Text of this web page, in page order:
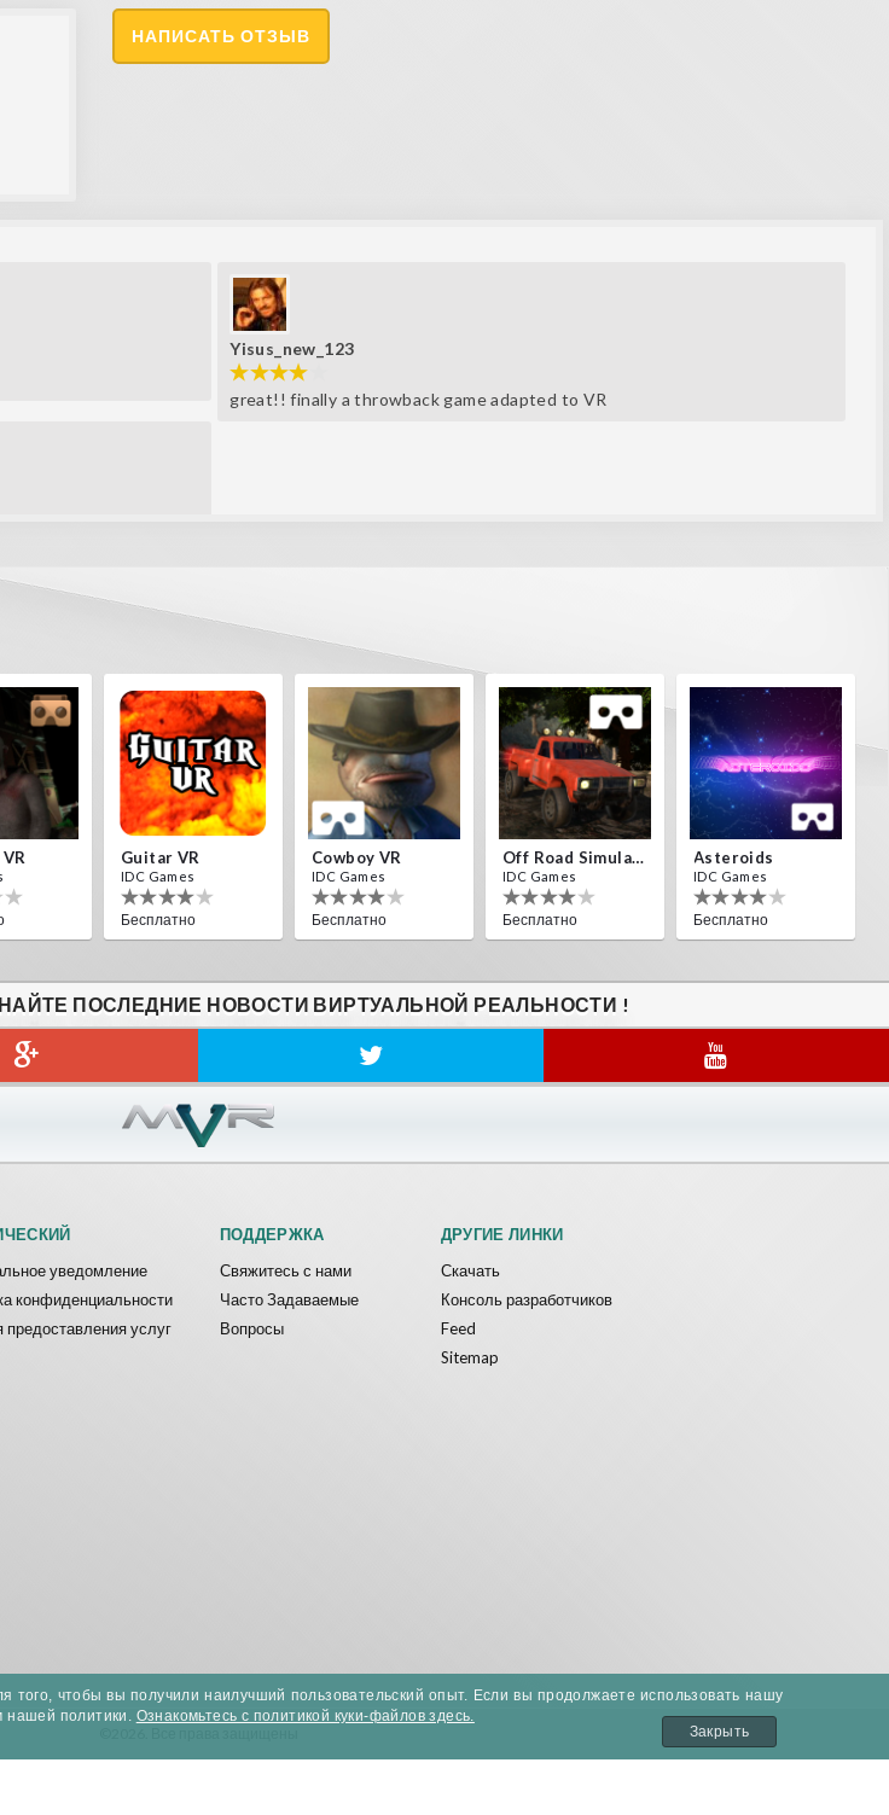
НАПИСАТЬ ОТЗЫВ
Yisus_new_123
great!! finally a throwback game adapted to VR
Guitar VR
IDC Games
Бесплатно
Cowboy VR
IDC Games
Бесплатно
Off Road Simulator VR
IDC Games
Бесплатно
Asteroids
IDC Games
Бесплатно
ПОСЛЕДНИЕ НОВОСТИ ВИРТУАЛЬНОЙ РЕАЛЬНОСТИ !
уведомление
конфиденциальности
предоставления услуг
ПОДДЕРЖКА
Свяжитесь с нами
Часто Задаваемые
Вопросы
ДРУГИЕ ЛИНКИ
Скачать
Консоль разработчиков
Feed
Sitemap
чтобы вы получили наилучший пользовательский опыт. Если вы продолжаете использовать нашу
нашей политики. Ознакомьтесь с политикой куки-файлов здесь.
Закрыть